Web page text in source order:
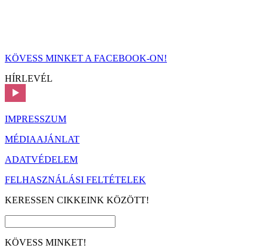
KÖVESS MINKET A FACEBOOK-ON!
HÍRLEVÉL
IMPRESSZUM
MÉDIAAJÁNLAT
ADATVÉDELEM
FELHASZNÁLÁSI FELTÉTELEK
KERESSEN CIKKEINK KÖZÖTT!
KÖVESS MINKET!